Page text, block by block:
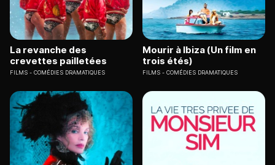
La revanche des
crevettes pailletées
FILMS COMÉDIES DRAMATIQUES
Mourir à Ibiza (Un film en
trois étés)
FILMS COMÉDIES DRAMATIQUES